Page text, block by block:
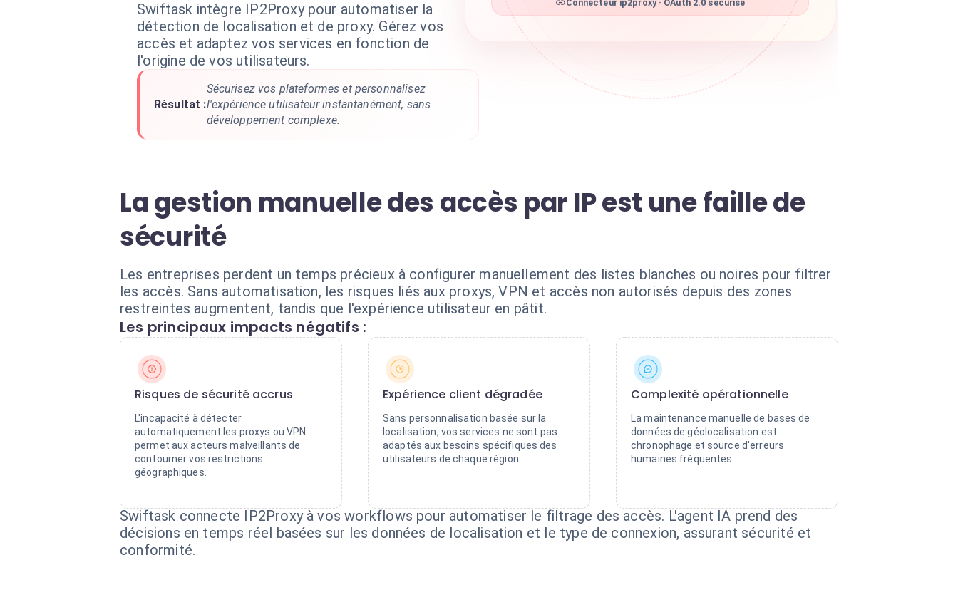
Swiftask intègre IP2Proxy pour automatiser la
détection de localisation et de proxy. Gérez vos
accès et adaptez vos services en fonction de
l'origine de vos utilisateurs.
Résultat :
Sécurisez vos plateformes et personnalisez
l'expérience utilisateur instantanément, sans
développement complexe.
Connecteur ip2proxy · OAuth 2.0 sécurisé
La gestion manuelle des accès par IP est une faille de
sécurité
Les entreprises perdent un temps précieux à configurer manuellement des listes blanches ou noires pour filtrer
les accès. Sans automatisation, les risques liés aux proxys, VPN et accès non autorisés depuis des zones
restreintes augmentent, tandis que l'expérience utilisateur en pâtit.
Les principaux impacts négatifs :
Risques de sécurité accrus
L'incapacité à détecter
automatiquement les proxys ou VPN
permet aux acteurs malveillants de
contourner vos restrictions
géographiques.
Expérience client dégradée
Sans personnalisation basée sur la
localisation, vos services ne sont pas
adaptés aux besoins spécifiques des
utilisateurs de chaque région.
Complexité opérationnelle
La maintenance manuelle de bases de
données de géolocalisation est
chronophage et source d'erreurs
humaines fréquentes.
Swiftask connecte IP2Proxy à vos workflows pour automatiser le filtrage des accès. L'agent IA prend des
décisions en temps réel basées sur les données de localisation et le type de connexion, assurant sécurité et
conformité.